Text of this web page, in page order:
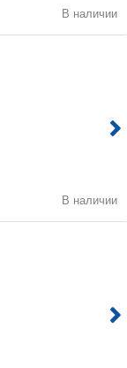
В наличии
В наличии